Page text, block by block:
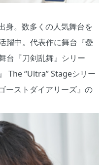
身。数多くの人気舞台を
躍中。代表作に舞台『憂
台『刀剣乱舞』シリー
The “Ultra” Stageシリー
ーストダイアリーズ』の